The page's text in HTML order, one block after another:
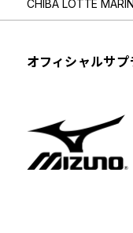
CHIBA LOTTE
オフィシャルサプ